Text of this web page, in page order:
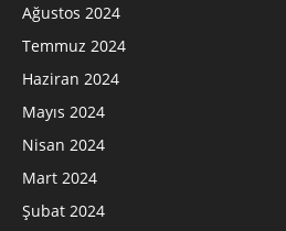
Ağustos 2024
Temmuz 2024
Haziran 2024
Mayıs 2024
Nisan 2024
Mart 2024
Şubat 2024